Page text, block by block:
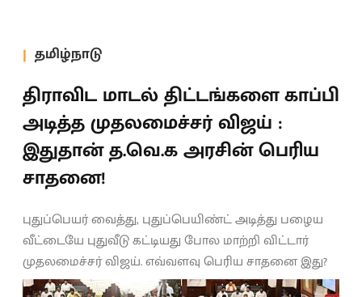
தமிழ்நாடு
திராவிட மாடல் திட்டங்களை காப்பி
அடித்த முதலமைச்சர் விஜய் :
இதுதான் த.வெ.க அரசின் பெரிய
சாதனை!
புதுப்பெயர் வைத்து, புதுப்பெயிண்ட் அடித்து பழைய
வீட்டையே புதுவீடு கட்டியது போல மாற்றி விட்டார்
முதலமைச்சர் விஜய். எவ்வளவு பெரிய சாதனை இது?